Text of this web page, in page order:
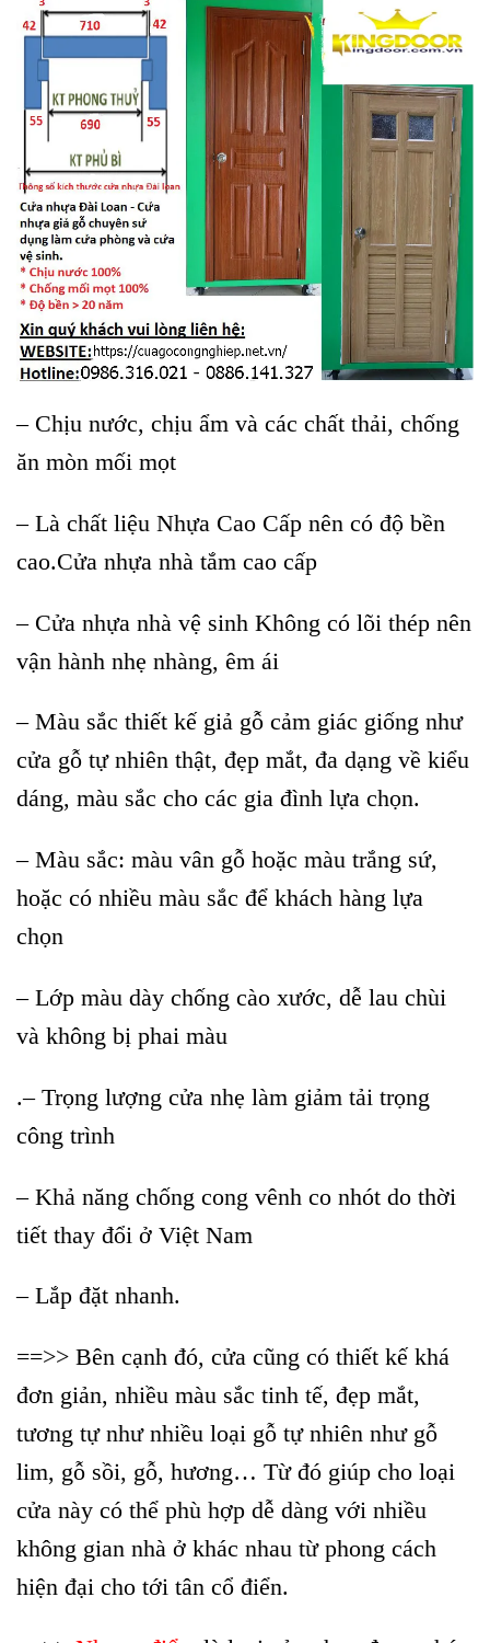
– Chịu nước, chịu ẩm và các chất thải, chống
ăn mòn mối mọt
– Là chất liệu Nhựa Cao Cấp nên có độ bền
cao.Cửa nhựa nhà tắm cao cấp
– Cửa nhựa nhà vệ sinh Không có lõi thép nên
vận hành nhẹ nhàng, êm ái
– Màu sắc thiết kế giả gỗ cảm giác giống như
cửa gỗ tự nhiên thật, đẹp mắt, đa dạng về kiểu
dáng, màu sắc cho các gia đình lựa chọn.
– Màu sắc: màu vân gỗ hoặc màu trắng sứ,
hoặc có nhiều màu sắc để khách hàng lựa
chọn
– Lớp màu dày chống cào xước, dễ lau chùi
và không bị phai màu
.– Trọng lượng cửa nhẹ làm giảm tải trọng
công trình
– Khả năng chống cong vênh co nhót do thời
tiết thay đổi ở Việt Nam
– Lắp đặt nhanh.
==>> Bên cạnh đó, cửa cũng có thiết kế khá
đơn giản, nhiều màu sắc tinh tế, đẹp mắt,
tương tự như nhiều loại gỗ tự nhiên như gỗ
lim, gỗ sồi, gỗ, hương… Từ đó giúp cho loại
cửa này có thể phù hợp dễ dàng với nhiều
không gian nhà ở khác nhau từ phong cách
hiện đại cho tới tân cổ điển.